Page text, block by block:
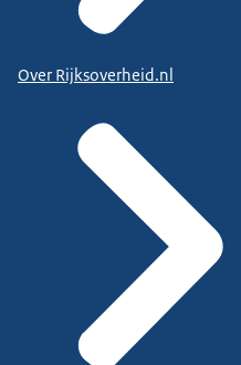
Over Rijksoverheid.nl